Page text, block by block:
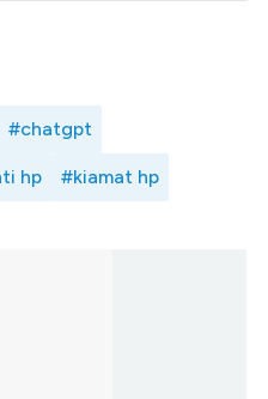
#chatgpt
hp #kiamat hp